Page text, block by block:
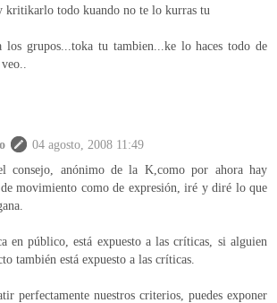
kritikarlo todo kuando no te lo kurras tu
los grupos...toka tu tambien...ke lo haces todo de
04 agosto, 2008 11:49
consejo, anónimo de la K,como por ahora hay
movimiento como de expresión, iré y diré lo que
en público, está expuesto a las críticas, si alguien
también está expuesto a las críticas.
perfectamente nuestros criterios, puedes exponer